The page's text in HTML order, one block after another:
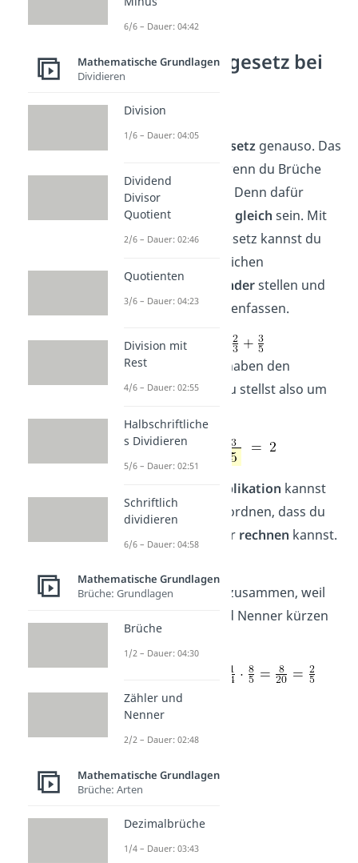
Gilt das
Kommutativgesetz bei
Brüchen?
as Kommutativgesetz genauso. Das
hilft dir vor allem, wenn du Brüche
addieren möchtest. Denn dafür
müssen die
gleich sein. Mit
dem Kommutativgesetz kannst du
Brüche mit dem gleichen
Nennernebeneinanderstellen und
so leichter zusammenfassen.
➡️Beispiel:
Jeweils zwei Paare haben den
gleichen Nenner. Du stellst also um
Multiplikation kannst
du Faktoren so umordnen, dass du
oder rechnen kannst.
und passen gut zusammen, weil
du dabei Zähler und Nenner kürzen
6/6 – Dauer: 04:42
Mathematische Grundlagen
Dividieren
Division
1/6 – Dauer: 04:05
Dividend
Divisor
Quotient
2/6 – Dauer: 02:46
Quotienten
3/6 – Dauer: 04:23
Division mit
Rest
4/6 – Dauer: 02:55
Halbschriftliche
s Dividieren
5/6 – Dauer: 02:51
Schriftlich
dividieren
6/6 – Dauer: 04:58
Mathematische Grundlagen
Brüche: Grundlagen
Brüche
1/2 – Dauer: 04:30
Zähler und
Nenner
2/2 – Dauer: 02:48
Mathematische Grundlagen
Brüche: Arten
Dezimalbrüche
1/4 – Dauer: 03:43